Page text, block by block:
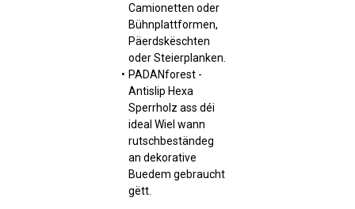
Camionetten oder
Bühnplattformen,
Päerdskëschten
oder Steierplanken.
PADANforest -
Antislip Hexa
Sperrholz ass déi
ideal Wiel wann
rutschbeständeg
an dekorative
Buedem gebraucht
gëtt.